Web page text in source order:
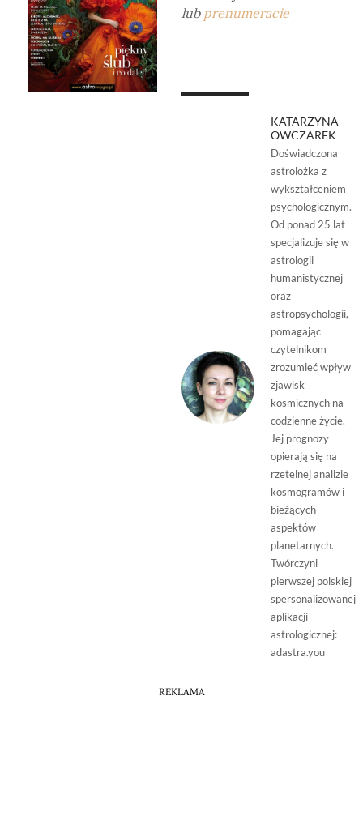
lub prenumeracie
KATARZYNA
OWCZAREK
Doświadczona
astrolożka z
wykształceniem
psychologicznym.
Od ponad 25 lat
specjalizuje się w
astrologii
humanistycznej
oraz
astropsychologii,
pomagając
czytelnikom
zrozumieć wpływ
zjawisk
kosmicznych na
codzienne życie.
Jej prognozy
opierają się na
rzetelnej analizie
kosmogramów i
bieżących
aspektów
planetarnych.
Twórczyni
pierwszej polskiej
spersonalizowanej
aplikacji
astrologicznej:
adastra.you
REKLAMA